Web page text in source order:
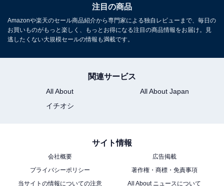
注目の商品
Amazonや楽天のセール商品紹介から専門家による独自レビューまで、毎日の
お買いものがもっと楽しく、もっとお得になる注目の商品情報をお届け。見
逃したくない大規模セールの情報も満載です。
関連サービス
All About
All About Japan
イチオシ
サイト情報
会社概要
広告掲載
プライバシーポリシー
著作権・商標・免責事項
当サイトの情報についての注意
All About ニュースについて